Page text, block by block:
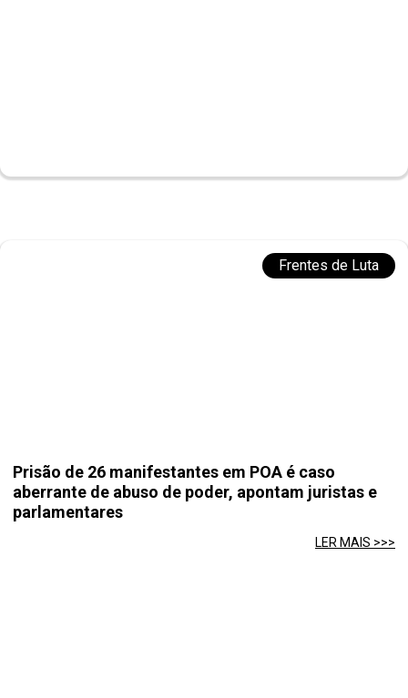
Frentes de Luta
Prisão de 26 manifestantes em POA é caso
aberrante de abuso de poder, apontam juristas e
parlamentares
LER MAIS >>>